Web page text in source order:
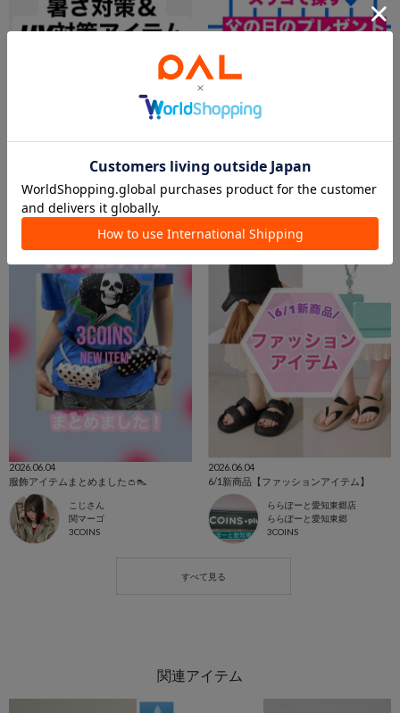
NATSU
ベルモール宇都宮店
3COINS
ゆめタウン出雲店
2026.06.04
服飾アイテムまとめました👛👠
こじさん
関マーゴ
3COINS
2026.06.04
6/1新商品【ファッションアイテム】
ららぽーと愛知東郷店
ららぽーと愛知東郷
3COINS